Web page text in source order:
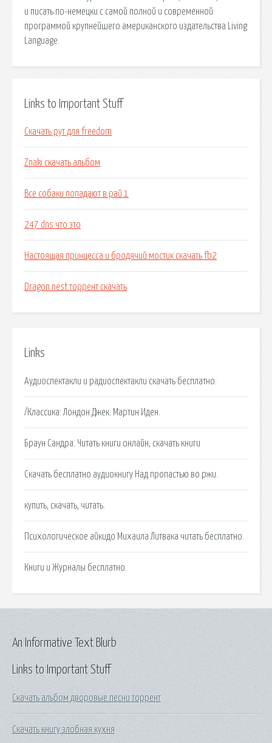
и писать по-немецки с самой полной и современной
программой крупнейшего американского издательства Living
Language.
Links to Important Stuff
Скачать рут для freedom
Znaki скачать альбом
Все собаки попадают в рай 1
247 dns что это
Настоящая принцесса и бродячий мостик скачать fb2
Dragon nest торрент скачать
Links
Аудиоспектакли и радиоспектакли скачать бесплатно.
/Классика: Лондон Джек. Мартин Иден.
Браун Сандра. Читать книги онлайн, скачать книги
Скачать бесплатно аудиокнигу Над пропастью во ржи.
купить, скачать, читать.
Психологическое айкидо Михаила Литвака читать бесплатно.
Книги и Журналы бесплатно.
Links to Important Stuff
Скачать альбом дворовые песни торрент
Скачать книгу злобная кухня
An Informative Text Blurb